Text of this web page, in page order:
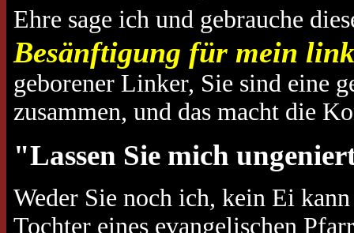
Ehre sage ich und gebrauche
Besänftigung für mein
geborener Linker, Sie sind eine
zusammen, und das macht die
"Lassen Sie mich
Weder Sie noch ich, kein Ei
Tochter eines evangelischen